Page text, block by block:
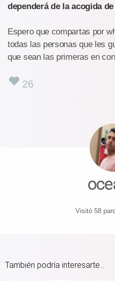
dependerá de la acogida
Espero que compartas por
todas las personas que les
que sean las primeras en
26
Visitó 58
También podría interesarte...